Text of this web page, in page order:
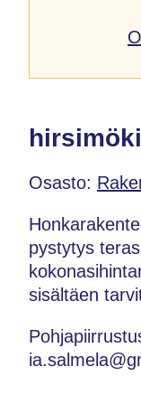
Osasto:
pystytys
sisältäen